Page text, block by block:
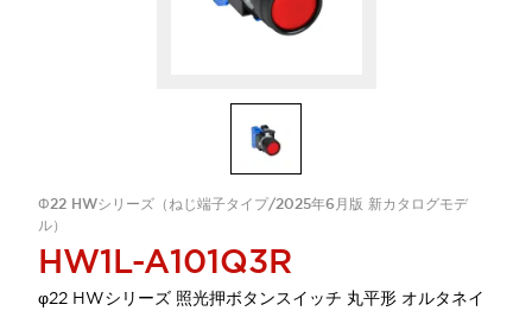
Φ22 HWシリーズ（ねじ端子タイプ/2025年6月版 新カタログモデ
ル）
HW1L-A101Q3R
φ22 HWシリーズ 照光押ボタンスイッチ 丸平形 オルタネイ